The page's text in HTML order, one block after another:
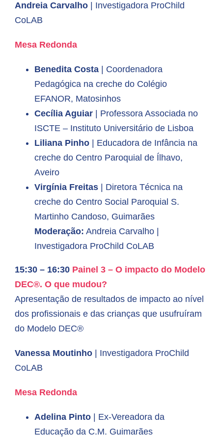
Andreia Carvalho| Investigadora ProChild
CoLAB
Mesa Redonda
Benedita Costa | Coordenadora
Pedagógica na creche do Colégio
EFANOR, Matosinhos
Cecília Aguiar| Professora Associada no
ISCTE – Instituto Universitário de Lisboa
Liliana Pinho | Educadora de Infância na
creche do Centro Paroquial de Ílhavo,
Aveiro
Virgínia Freitas| Diretora Técnica na
creche do Centro Social Paroquial S.
Martinho Candoso, Guimarães
Moderação: Andreia Carvalho |
Investigadora ProChild CoLAB
15:30 – 16:30 Painel 3 – O impacto do Modelo
DEC®. O que mudou?
Apresentação de resultados de impacto ao nível
dos profissionais e das crianças que usufruíram
do Modelo DEC®
Vanessa Moutinho| Investigadora ProChild
CoLAB
Mesa Redonda
Adelina Pinto | Ex-Vereadora da
Educação da C.M. Guimarães